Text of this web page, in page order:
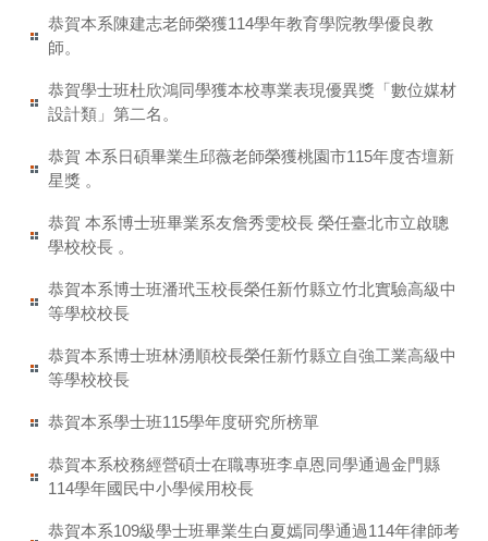
恭賀本系陳建志老師榮獲114學年教育學院教學優良教
師。
恭賀學士班杜欣鴻同學獲本校專業表現優異獎「數位媒材
設計類」第二名。
恭賀 本系日碩畢業生邱薇老師榮獲桃園市115年度杏壇新
星獎 。
恭賀 本系博士班畢業系友詹秀雯校長 榮任臺北市立啟聰
學校校長 。
恭賀本系博士班潘玳玉校長榮任新竹縣立竹北實驗高級中
等學校校長
恭賀本系博士班林湧順校長榮任新竹縣立自強工業高級中
等學校校長
恭賀本系學士班115學年度研究所榜單
恭賀本系校務經營碩士在職專班李卓恩同學通過金門縣
114學年國民中小學候用校長
恭賀本系109級學士班畢業生白夏嫣同學通過114年律師考